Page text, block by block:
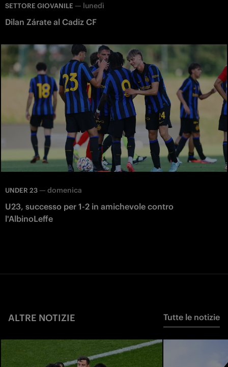
SETTORE GIOVANILE — lunedì
Dilan Zárate al Cadiz CF
UNDER 23 — domenica
U23, successo per 1-2 in amichevole contro
l'AlbinoLeffe
ALTRE NOTIZIE Tutte le notizie